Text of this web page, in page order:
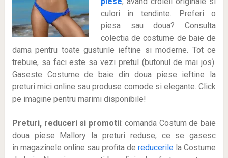
culori in tendinte. Preferi o
piesa sau doua? Consulta
colectia de costume de baie de
dama pentru toate gusturile ieftine si moderne. Tot ce
trebuie, sa faci este sa vezi pretul (butonul de mai jos).
Gaseste Costume de baie din doua piese ieftine la
preturi mici online sau produse comode si elegante. Click
pe imagine pentru marimi disponibile!
Preturi, reduceri si promotii: comanda Costum de baie
doua piese Mallory la preturi reduse, ce se gasesc
in magazinele online sau profita dereducerile la Costume